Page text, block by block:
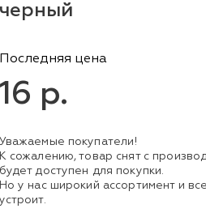
черный
Последняя цена
16 р.
Уважаемые покупатели!
К сожалению, товар снят с
будет доступен для покупки.
Но у нас широкий ассортимент и
устроит.